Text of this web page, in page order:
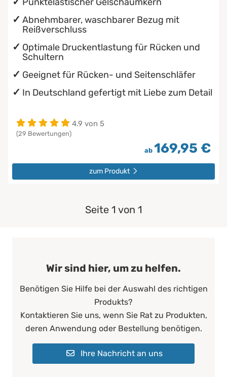
Abnehmbarer, waschbarer Bezug mit
Reißverschluss
Optimale Druckentlastung für Rücken und
Schultern
Geeignet für Rücken- und Seitenschläfer
In Deutschland gefertigt mit Liebe zum Detail
4.9 von 5
(29 Bewertungen)
ab 169,95 €
zum Produkt
Seite 1 von 1
Wir sind hier, um zu helfen.
Benötigen Sie Hilfe bei der Auswahl des richtigen
Produkts?
Kontaktieren Sie uns, wenn Sie Rat zu Produkten,
deren Anwendung oder Bestellung benötigen.
Ihre Nachricht an uns